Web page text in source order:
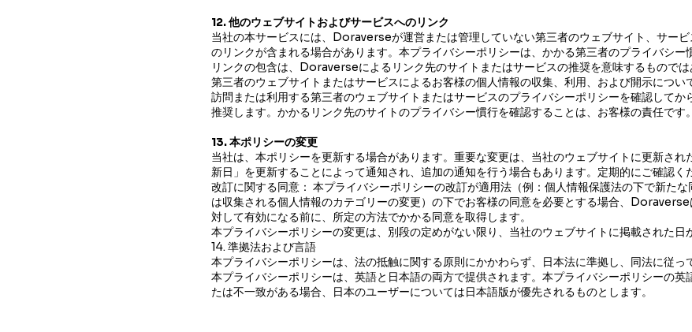
12. 他のウェブサイトおよびサービスへのリンク
当社の本サービスには、Doraverseが運営または管理していない第三者のウェブサイト、サー
のリンクが含まれる場合があります。本プライバシーポリシーは、かかる第三者のプライバシー
リンクの包含は、Doraverseによるリンク先のサイトまたはサービスの推奨を意味するもので
第三者のウェブサイトまたはサービスによるお客様の個人情報の収集、利用、および開示につい
訪問または利用する第三者のウェブサイトまたはサービスのプライバシーポリシーを確認してか
推奨します。かかるリンク先のサイトのプライバシー慣行を確認することは、お客様の責任です。
13. 本ポリシーの変更
当社は、本ポリシーを更新する場合があります。重要な変更は、当社のウェブサイトに更新され
新日」を更新することによって通知され、追加の通知を行う場合もあります。定期的にご確認く
改訂に関する同意： 本プライバシーポリシーの改訂が適用法（例：個人情報保護法の下で新た
は収集される個人情報のカテゴリーの変更）の下でお客様の同意を必要とする場合、
対して有効になる前に、所定の方法でかかる同意を取得します。
本プライバシーポリシーの変更は、別段の定めがない限り、当社のウェブサイトに掲載された日
14. 準拠法および言語
本プライバシーポリシーは、法の抵触に関する原則にかかわらず、日本法に準拠し、同法に従っ
本プライバシーポリシーは、英語と日本語の両方で提供されます。本プライバシーポリシーの英
たは不一致がある場合、日本のユーザーについては日本語版が優先されるものとします。